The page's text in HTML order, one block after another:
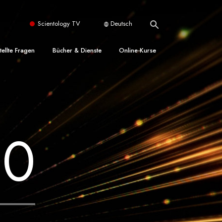
Scientology TV Deutsch
für
Fragen
und
Scientology Kirche
der Scientology
Bücher & Dienste
Dienste
Online-Kurse
Wie man Konflikte löst
Die Dynamiken des Daseins
Die Bestandteile des Verstehens
Lösungen für eine gefährliche Umwelt
Beistände bei Krankheiten und
Verletzungen
Integrität und Ehrlichkeit
Ehe